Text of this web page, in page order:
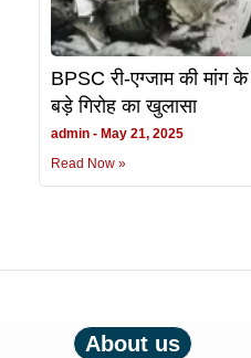
BPSC री-एग्जाम की मांग
बड़े गिरोह का खुलासा
admin
May 21, 2025
Read Now »
About us